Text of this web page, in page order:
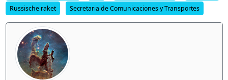
Russische raket
Secretaria de Comunicaciones y Transportes